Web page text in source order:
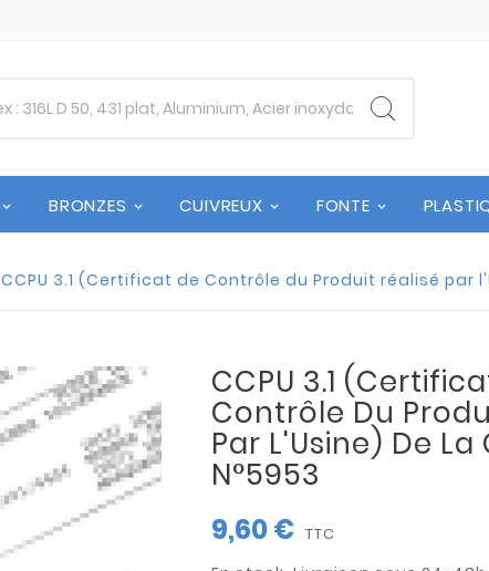
BRONZES CUIVREUX FONTE
CCPU 3.1 (Certificat de Contrôle du Produit réalisé par
CCPU 3.1
Contrôle Du
Par L'Usine) De
N°5953
9,60 € TTC